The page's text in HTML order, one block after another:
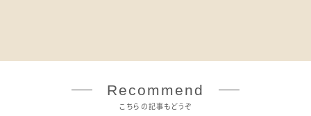
Recommend
こちらの記事もどうぞ